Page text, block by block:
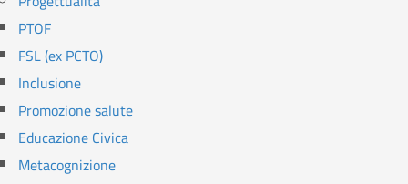
PTOF
FSL (ex PCTO)
Inclusione
Promozione salute
Educazione Civica
Metacognizione